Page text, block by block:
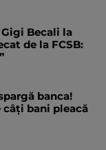
Becali la
de la FCSB:
banca!
câți bani pleacă